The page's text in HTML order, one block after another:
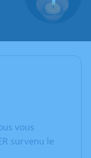
vous
survenu le